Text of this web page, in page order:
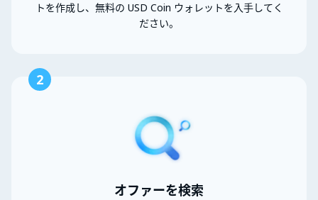
トを作成し、無料の USD Coin ウォレットを入手してく
ださい。
2
オファーを検索